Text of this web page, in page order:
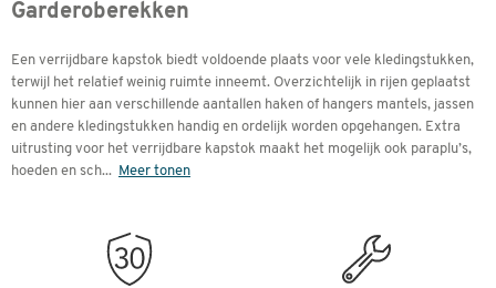
Garderoberekken
Een verrijdbare kapstok biedt voldoende plaats voor vele kledingstukken,
terwijl het relatief weinig ruimte inneemt. Overzichtelijk in rijen geplaatst
kunnen hier aan verschillende aantallen haken of hangers mantels, jassen
en andere kledingstukken handig en ordelijk worden opgehangen. Extra
uitrusting voor het verrijdbare kapstok maakt het mogelijk ook paraplu’s,
hoeden en sch... Meer tonen